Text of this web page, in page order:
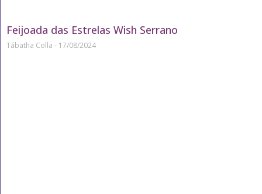
Feijoada das Estrelas Wish Serrano
Tábatha Colla 17/08/2024